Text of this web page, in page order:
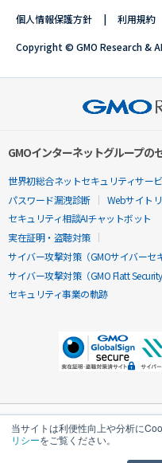
当サイトは利便性向上や分析に
リシーをご覧ください。
個人情報保護方針 利用規約
Copyright © GMO Research &
GMOインターネットグループの
世界初総合ネットセキュリティサー
パスワード漏洩診断
Webサイト
セキュリティ相談AIチャットボット
実在証明・盗聴対策
サイバー攻撃対策（GMOサイバーセ
サイバー攻撃対策（GMO Flatt Security
セキュリティ事業の軌跡